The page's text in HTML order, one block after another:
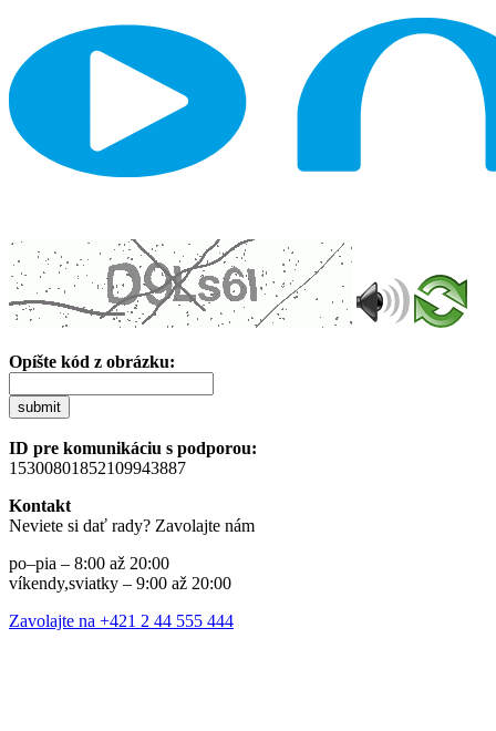
Opíšte kód z obrázku:
submit
ID pre komunikáciu s podporou:
15300801852109943887
Kontakt
Neviete si dať rady? Zavolajte nám
po–pia – 8:00 až 20:00
víkendy,sviatky – 9:00 až 20:00
Zavolajte na +421 2 44 555 444